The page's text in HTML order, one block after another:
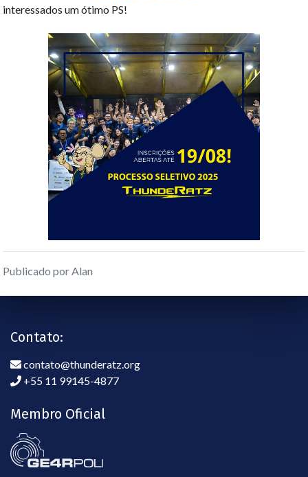
interessados um ótimo PS!
Publicado por Alan
Contato:
contato@thunderatz.org
+55 11 99145-4877
Membro Oficial